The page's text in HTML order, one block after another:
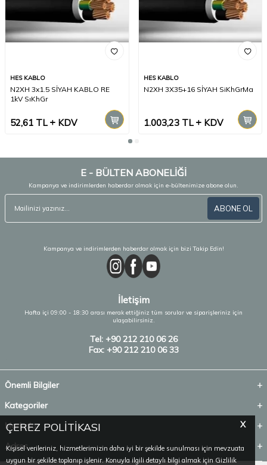
X
ÇEREZ POLİTİKASI
Kişisel verileriniz, hizmetlerimizin daha iyi bir şekilde sunulması için mevzuata
uygun bir şekilde toplanıp işlenir. Konuyla ilgili detaylı bilgi almak için Gizlilik
HES KABLO
N2XH 3x1.5 SİYAH KABLO RE
1kV SıKhGr
52,61 TL KDV
HES KABLO
N2XH 3X35+16 SİYAH SiKhGrMa
1.003,23TL KDV
E - BÜLTEN ABONELİĞİ
Kampanya ve indirimlerden haberdar olmak için e-bültenimize abone olun.
ABONE OL
Kampanya ve indirimlerden haberdar olmak için bizi Takip Edin!
İletişim
Hafta içi 09:00 - 18:30 arası merak ettiğiniz tüm sorular ve siparişleriniz için
ulaşabilirsiniz.
Tel: +90 212 210 06 26
Fax: +90 212 210 06 33
Önemli Bilgiler
Kategoriler
Markalar
Adres